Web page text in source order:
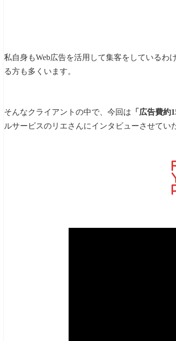
私自身もWeb広告を活用して集客をしているわ
る方も多くいます。
そんなクライアントの中で、今回は 「広告費約
ルサービスのリエさんにインタビューさせてい